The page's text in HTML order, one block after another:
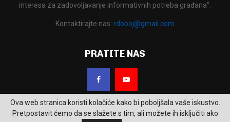
interesa za zadovoljavanje informativnih potreba građana“.
Kontaktirajte nas: rdoboj@gmail.com
PRATITE NAS
Ova web stranica koristi kolačiće kako bi poboljšala vaše iskustvo.
Pretpostavit ćemo da se slažete s tim, ali možete ih isključiti ako